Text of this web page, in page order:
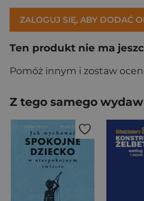
ZALOGUJ SIĘ, ABY DODAĆ
Ten produkt nie ma
Pomóż innym i zostaw
Z tego samego